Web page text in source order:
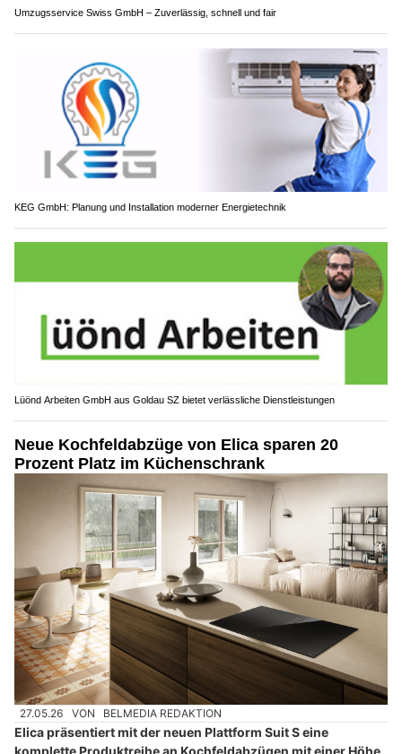
Umzugsservice Swiss GmbH – Zuverlässig, schnell und fair
KEG GmbH: Planung und Installation moderner Energietechnik
Lüönd Arbeiten GmbH aus Goldau SZ bietet verlässliche Dienstleistungen
Neue Kochfeldabzüge von Elica sparen 20
Prozent Platz im Küchenschrank
27.05.26 VON BELMEDIA REDAKTION
Elica präsentiert mit der neuen Plattform Suit S eine
komplette Produktreihe an Kochfeldabzügen mit einer Höhe